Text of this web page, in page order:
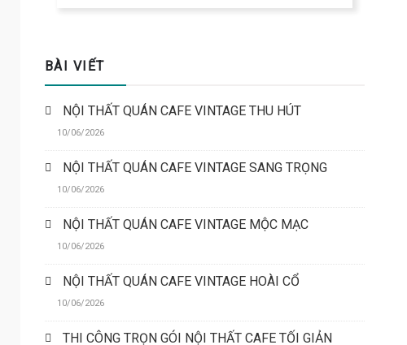
BÀI VIẾT
NỘI THẤT QUÁN CAFE VINTAGE THU HÚT
10/06/2026
NỘI THẤT QUÁN CAFE VINTAGE SANG TRỌNG
10/06/2026
NỘI THẤT QUÁN CAFE VINTAGE MỘC MẠC
10/06/2026
NỘI THẤT QUÁN CAFE VINTAGE HOÀI CỔ
10/06/2026
THI CÔNG TRỌN GÓI NỘI THẤT CAFE TỐI GIẢN